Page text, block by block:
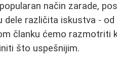
način zarade,
različita iskustva -
članku ćemo razmotriti
što uspešnijim.